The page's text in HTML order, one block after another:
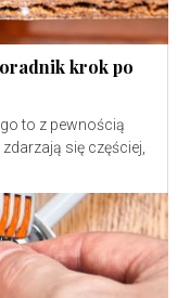
krok po
to z pewnością
się częściej,